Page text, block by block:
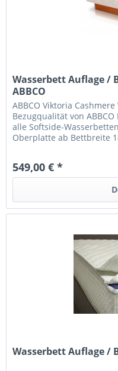
Wasserbett Auflage /
ABBCO
ABBCO Viktoria
Bezugqualität von
alle Softside-
Oberplatte ab Bettbreite
549,00 € *
Wasserbett Auflage /